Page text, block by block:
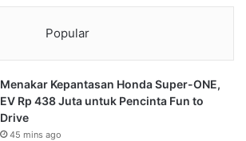
Popular
Menakar Kepantasan Honda Super-ONE,
EV Rp 438 Juta untuk Pencinta Fun to
Drive
45 mins ago